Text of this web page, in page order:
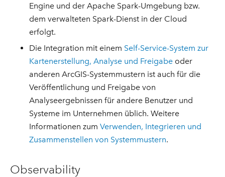
Engine und der Apache Spark-Umgebung bzw.
dem verwalteten Spark-Dienst in der Cloud
erfolgt.
Die Integration mit einem Self-Service-System zur
Kartenerstellung, Analyse und Freigabe oder
anderen ArcGIS-Systemmustern ist auch für die
Veröffentlichung und Freigabe von
Analyseergebnissen für andere Benutzer und
Systeme im Unternehmen üblich. Weitere
Informationen zumVerwenden, Integrieren und
Zusammenstellen von Systemmustern.
Observability